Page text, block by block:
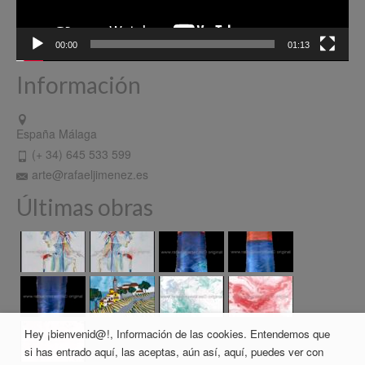
00:00 01:13
Información
España Málaga
(+ 34) 645 533 599
arte@rafaeljimenez.es
Últimas obras
Hey ¡bienvenid@!, Información de las cookies. Entendemos que
si has entrado aquí, las aceptas, aún así, aquí, puedes ver con